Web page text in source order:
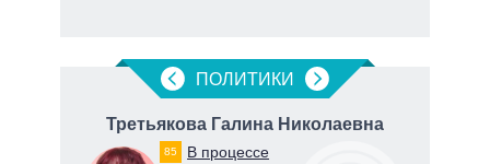
ПОЛИТИКИ
Третьякова Галина Николаевна
85 В процессе